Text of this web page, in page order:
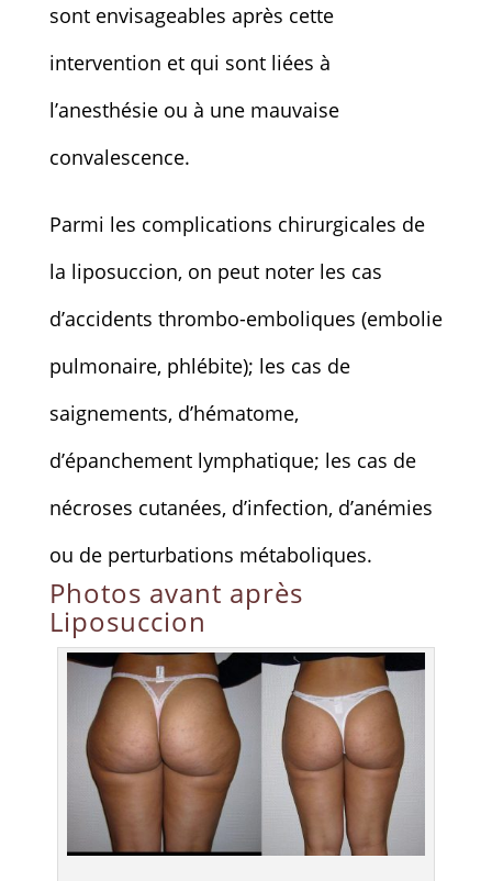
sont envisageables après cette
intervention et qui sont liées à
l’anesthésie ou à une mauvaise
convalescence.
Parmi les complications chirurgicales de
la liposuccion, on peut noter les cas
d’accidents thrombo-emboliques (embolie
pulmonaire, phlébite); les cas de
saignements, d’hématome,
d’épanchement lymphatique; les cas de
nécroses cutanées, d’infection, d’anémies
ou de perturbations métaboliques.
Photos avant après
Liposuccion